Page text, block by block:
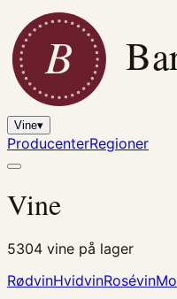
B
Vine▾
ProducenterRegioner
Vine
5304 vine på lager
RødvinHvidvinRosévin